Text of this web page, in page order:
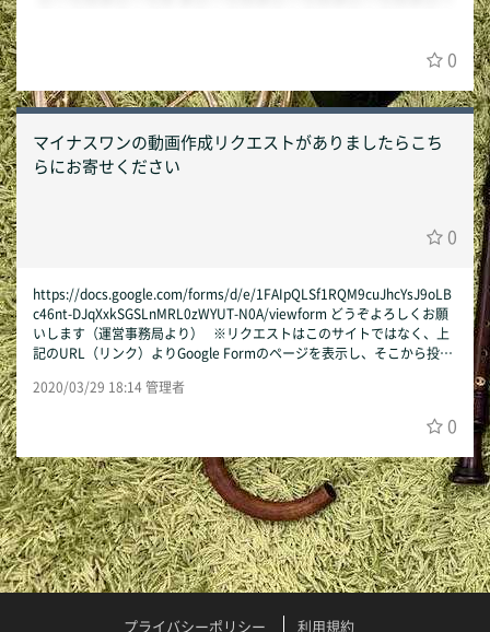
0
マイナスワンの動画作成リクエストがありましたらこち
らにお寄せください
0
https://docs.google.com/forms/d/e/1FAIpQLSf1RQM9cuJhcYsJ9oLB
c46nt-DJqXxkSGSLnMRL0zWYUT-N0A/viewform どうぞよろしくお願
いします（運営事務局より） ※リクエストはこのサイトではなく、上
記のURL（リンク）よりGoogle Formのページを表示し、そこから投稿
2020/03/29 18:14 管理者
0
プライバシーポリシー 利用規約